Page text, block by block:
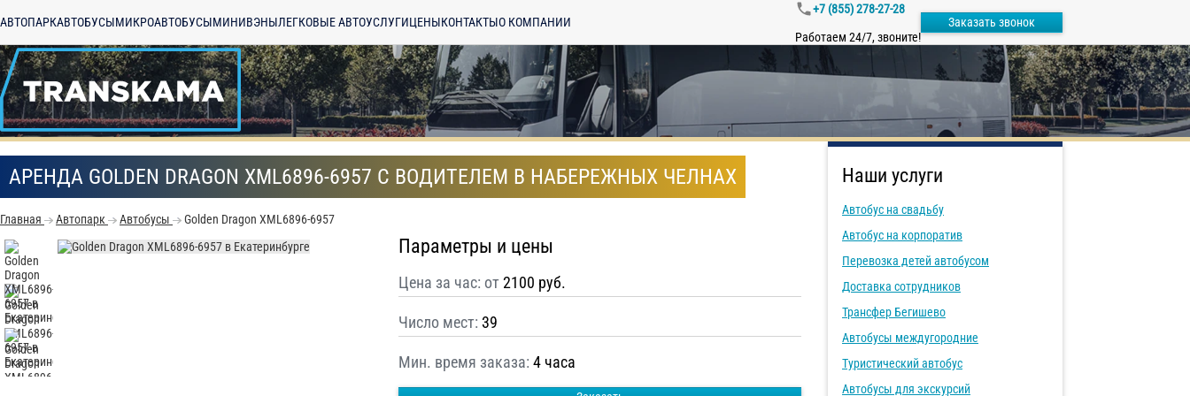
АВТОПАРКАВТОБУСЫМИКРОАВТОБУСЫМИНИВЭНЫЛЕГКОВЫЕ АВТОУСЛУГИЦЕНЫКОНТАКТЫО КОМПАНИИ
+7 (855) 278-27-28
Работаем 24/7, звоните!
Заказать звонок
АРЕНДА GOLDEN DRAGON XML6896-6957 С ВОДИТЕЛЕМ В НАБЕРЕЖНЫХ ЧЕЛНАХ
Главная Автопарк Автобусы Golden Dragon XML6896-6957
Параметры и цены
Цена за час: от2100 руб.
Число мест: 39
Мин. время заказа: 4 часа
Наши услуги
Автобус на свадьбу
Автобус на корпоратив
Перевозка детей автобусом
Доставка сотрудников
Трансфер Бегишево
Автобусы междугородние
Туристический автобус
Автобусы для экскурсий